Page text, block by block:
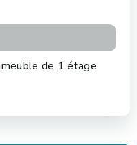
de 1 étage